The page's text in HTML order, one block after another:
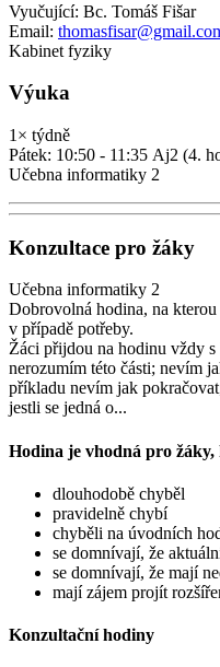
Vyučující: Bc. Tomáš Fišar
Email:
Kabinet fyziky
Výuka
1× týdně
Pátek: 10:50 - 11:35 Aj2 (4.
Učebna informatiky 2
Konzultace pro žáky
Učebna informatiky 2
Dobrovolná hodina, na
v případě potřeby.
Žáci přijdou na hodinu vždy
nerozumím této části; nevím
příkladu nevím jak
jestli se jedná o...
Hodina je vhodná pro
dlouhodobě chyběl
pravidelně chybí
chyběli na úvodních
se domnívají, že
se domnívají, že mají
mají zájem projít
Konzultační hodiny